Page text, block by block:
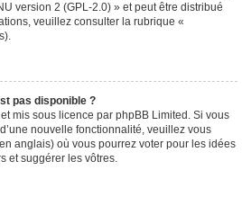
version 2 (GPL-2.0) » et peut être distribué
veuillez consulter la rubrique «
pas disponible ?
mis sous licence par phpBB Limited. Si vous
nouvelle fonctionnalité, veuillez vous
anglais) où vous pourrez voter pour les idées
et suggérer les vôtres.